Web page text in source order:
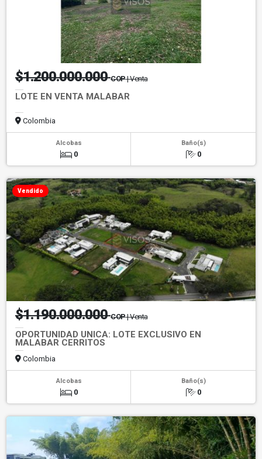
$1.200.000.000COP| Venta
LOTE EN VENTA MALABAR
Colombia
Alcobas
0
Baño(s)
0
Vendido
$1.190.000.000COP| Venta
OPORTUNIDAD UNICA: LOTE EXCLUSIVO EN
MALABAR CERRITOS
Colombia
Alcobas
0
Baño(s)
0